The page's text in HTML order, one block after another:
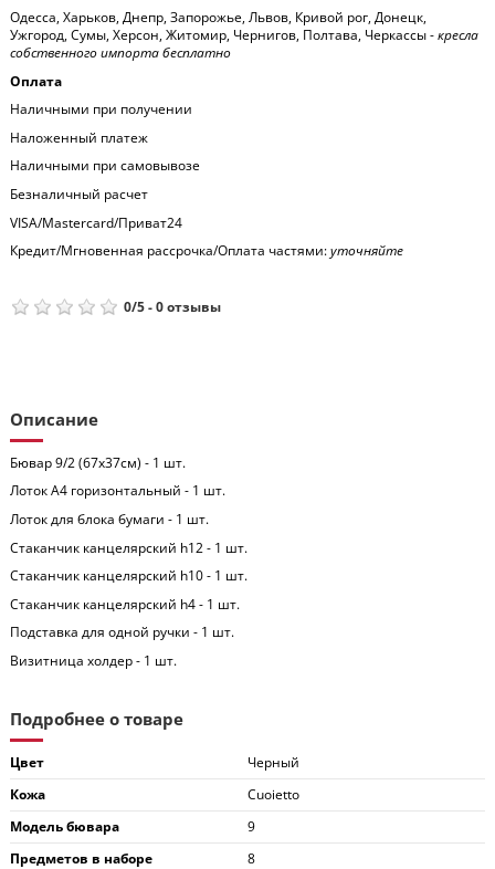
Одесса, Харьков, Днепр, Запорожье, Львов, Кривой рог, Донецк,
Ужгород, Сумы, Херсон, Житомир, Чернигов, Полтава, Черкассы -кресла
собственного импорта бесплатно
Оплата
Наличными при получении
Наложенный платеж
Наличными при самовывозе
Безналичный расчет
VISA/Mastercard/Приват24
Кредит/Мгновенная рассрочка/Оплата частями:уточняйте
0/5-0отзывы
Описание
Бювар 9/2 (67x37см) - 1 шт.
Лоток А4 горизонтальный - 1 шт.
Лоток для блока бумаги - 1 шт.
Стаканчик канцелярский h12 - 1 шт.
Стаканчик канцелярский h10 - 1 шт.
Стаканчик канцелярский h4 - 1 шт.
Подставка для одной ручки - 1 шт.
Визитница холдер - 1 шт.
Подробнее о товаре
Цвет
Черный
Кожа
Cuoietto
Модель бювара
9
Предметов в наборе
8